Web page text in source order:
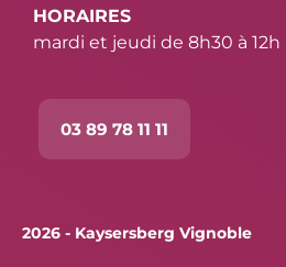
HORAIRES
mardi et jeudi de 8h30 à 12h
03 89 78 11 11
2026 - Kaysersberg Vignoble